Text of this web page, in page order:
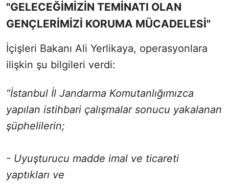
"GELECEĞİMİZİN TEMİNATI OLAN
GENÇLERİMİZİ KORUMA MÜCADELESİ"
İçişleri Bakanı Ali Yerlikaya, operasyonlara
ilişkin şu bilgileri verdi:
“İstanbul İl Jandarma Komutanlığımızca
yapılan istihbari çalışmalar sonucu yakalanan
şüphelilerin;
- Uyuşturucu madde imal ve ticareti
yaptıkları ve